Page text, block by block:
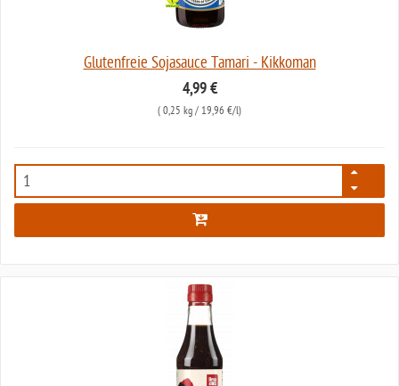
Glutenfreie Sojasauce Tamari - Kikkoman
4,99 €
( 0,25 kg / 19,96 €/l)
5990